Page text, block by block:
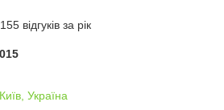
відгуків за рік
Україна